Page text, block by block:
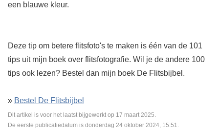
een blauwe kleur.
Deze tip om betere flitsfoto's te maken is één van de 101
tips uit mijn boek over flitsfotografie. Wil je de andere 100
tips ook lezen? Bestel dan mijn boek De Flitsbijbel.
» Bestel De Flitsbijbel
Dit artikel is voor het laatst bijgewerkt op 17 maart 2025.
De eerste publicatiedatum is donderdag 24 oktober 2024, 15:51.